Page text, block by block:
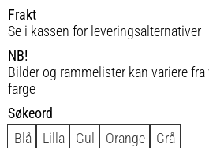
Frakt
Se i kassen for leveringsalternativer
NB!
Bilder og rammelister kan variere
farge
Søkeord
Blå
Lilla Gul Orange
Grå